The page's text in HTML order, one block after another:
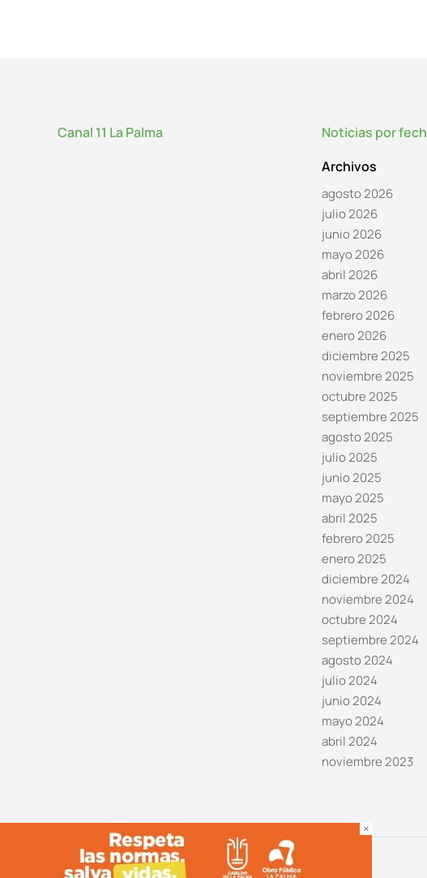
Canal 11 La Palma
Noticias por
Archivos
agosto 2026
julio 2026
junio 2026
mayo 2026
abril 2026
marzo 2026
febrero 2026
enero 2026
diciembre 2025
noviembre 2025
octubre 2025
septiembre 2025
agosto 2025
julio 2025
junio 2025
mayo 2025
abril 2025
febrero 2025
enero 2025
diciembre 2024
noviembre 2024
octubre 2024
septiembre 2024
agosto 2024
julio 2024
junio 2024
mayo 2024
abril 2024
noviembre 2023
×